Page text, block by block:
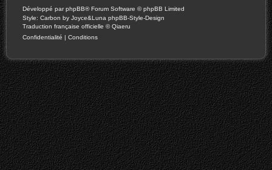
Développé parphpBB® Forum Software © phpBB Limited
Style: Carbon by Joyce&Luna phpBB-Style-Design
Traduction française officielle ©Qiaeru
Confidentialité | Conditions